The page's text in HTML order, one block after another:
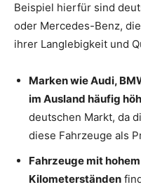
Beispiel hierfür sind
oder Mercedes-Benz,
ihrer Langlebigkeit und
Marken wie Audi,
im Ausland häufig
deutschen Markt, da
diese Fahrzeuge als
Fahrzeuge mit
Kilometerständen